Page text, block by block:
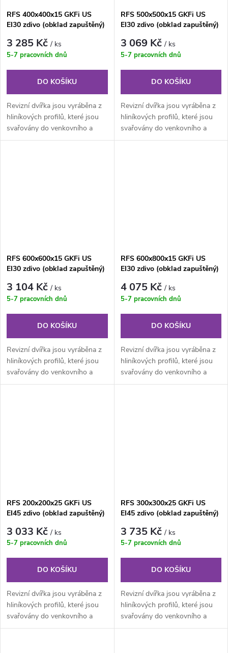
RFS 400x400x15 GKFi US
EI30 zdivo (obklad zapuštěný)
3 285 Kč/ ks
5-7 pracovních dnů
DO KOŠÍKU
Revizní dvířka jsou vyráběna z
hliníkových profilů, které jsou
svařovány do venkovního a
vnitřního rámu. Kompletní...
RFS 500x500x15 GKFi US
EI30 zdivo (obklad zapuštěný)
3 069 Kč/ ks
5-7 pracovních dnů
DO KOŠÍKU
Revizní dvířka jsou vyráběna z
hliníkových profilů, které jsou
svařovány do venkovního a
vnitřního rámu. Kompletní...
RFS 600x600x15 GKFi US
EI30 zdivo (obklad zapuštěný)
3 104 Kč/ ks
5-7 pracovních dnů
DO KOŠÍKU
Revizní dvířka jsou vyráběna z
hliníkových profilů, které jsou
svařovány do venkovního a
vnitřního rámu. Kompletní...
RFS 600x800x15 GKFi US
EI30 zdivo (obklad zapuštěný)
4 075 Kč/ ks
5-7 pracovních dnů
DO KOŠÍKU
Revizní dvířka jsou vyráběna z
hliníkových profilů, které jsou
svařovány do venkovního a
vnitřního rámu. Kompletní...
RFS 200x200x25 GKFi US
EI45 zdivo (obklad zapuštěný)
3 033 Kč/ ks
5-7 pracovních dnů
DO KOŠÍKU
Revizní dvířka jsou vyráběna z
hliníkových profilů, které jsou
svařovány do venkovního a
vnitřního rámu. Kompletní...
RFS 300x300x25 GKFi US
EI45 zdivo (obklad zapuštěný)
3 735 Kč/ ks
5-7 pracovních dnů
DO KOŠÍKU
Revizní dvířka jsou vyráběna z
hliníkových profilů, které jsou
svařovány do venkovního a
vnitřního rámu. Kompletní...